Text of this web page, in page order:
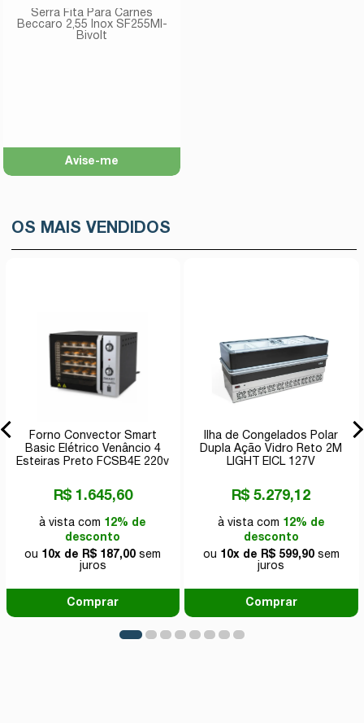
Serra Fita Para Carnes
Beccaro 2,55 Inox SF255MI-
Bivolt
Avise-me
OS MAIS VENDIDOS
Forno Convector Smart
Basic Elétrico Venâncio 4
Esteiras Preto FCSB4E 220v
R$ 1.645,60
à vista com 12% de
desconto
ou 10x de R$ 187,00 sem
juros
Comprar
Ilha de Congelados Polar
Dupla Ação Vidro Reto 2M
LIGHT EICL 127V
R$ 5.279,12
à vista com 12% de
desconto
ou 10x de R$ 599,90sem
juros
Comprar